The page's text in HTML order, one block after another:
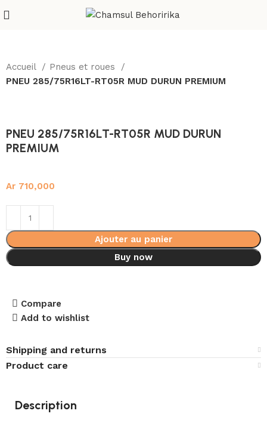
Accueil
Pneus et roues
PNEU 285/75R16LT-RT05R MUD DURUN PREMIUM
PNEU 285/75R16LT-RT05R MUD DURUN
PREMIUM
Ar 710,000
Ajouter au panier
Buy now
Compare
Add to wishlist
Shipping and returns
Product care
Description